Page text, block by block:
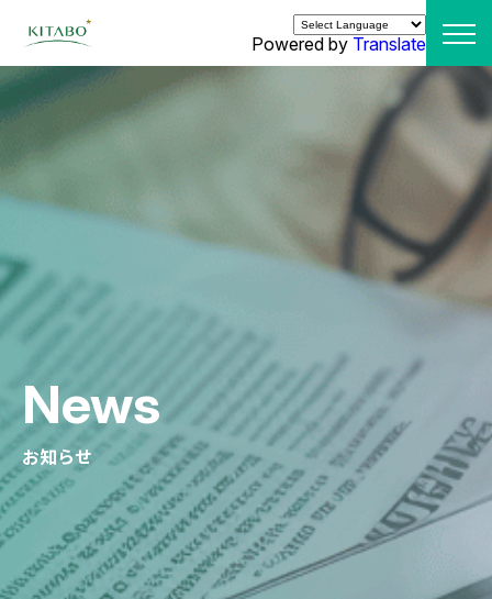
Powered by Translate
News
お知らせ